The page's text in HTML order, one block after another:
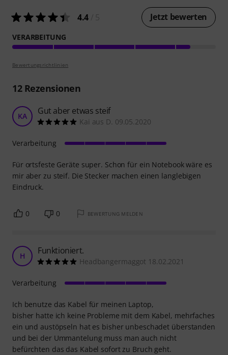
4.4 Jetzt bewerten
VERARBEITUNG
Bewertungsrichtlinien
12Rezensionen
KA Gut aber etwas steif
Kai aus D. 09.05.2020
Für ortsfeste Geräte super. Schon für ein Notebook wäre es
mir aber zu steif. Die Stecker machen einen langlebigen
Eindruck.
Verarbeitung
0 0 BEWERTUNG MELDEN
H Funktioniert.
Headbangermaggot 18.02.2021
Ich benutze das Kabel für meinen Laptop,
bisher hatte ich keine Probleme mit dem Kabel, mehrfaches
ein und austöpseln hat es bisher unbeschadet überstanden
und bei der Ummantelung muss man auch nicht
befürchten das das Kabel sofort zu Bruch geht.
Verarbeitung